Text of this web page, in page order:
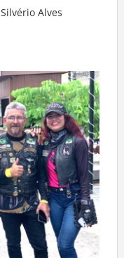
Silvério Alves